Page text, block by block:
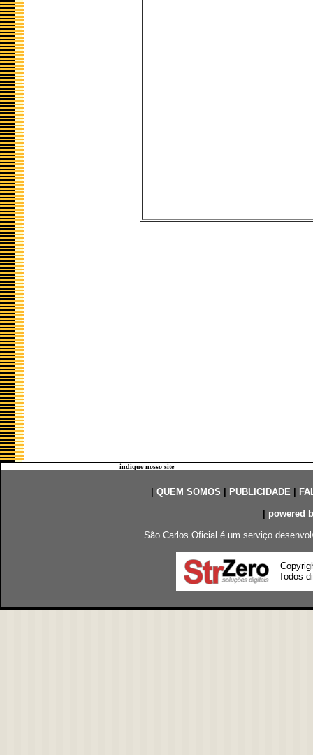
indique nosso site
QUEM SOMOS PUBLICIDADE|
powered
São Carlos Oficial é um serviço
Todos